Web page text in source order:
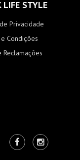
LIFE STYLE
Privacidade
Condições
Reclamações